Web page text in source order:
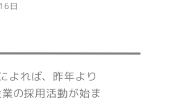
日
よれば、昨年より
の採用活動が始ま